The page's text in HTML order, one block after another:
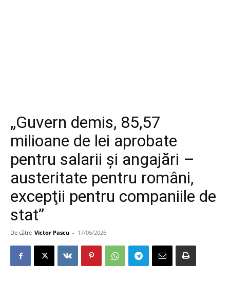
„Guvern demis, 85,57
milioane de lei aprobate
pentru salarii şi angajări –
austeritate pentru români,
excepţii pentru companiile de
stat”
De către Victor Pascu - 17/06/2026